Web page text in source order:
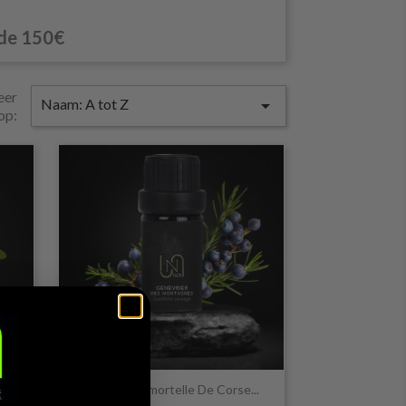
150€
Naam: A tot Z 
Copy Of Immortelle De Corse...
Snel bekijken